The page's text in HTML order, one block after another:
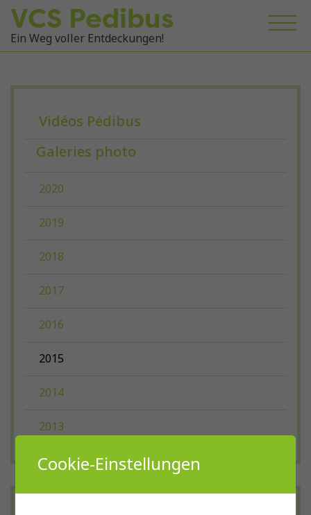
VCS Pedibus
Ein Weg voller Entdeckungen!
Vidéos Pédibus
Galeries photo
2020
2019
2018
2017
2016
2015
2014
2013
Cookie-Einstellungen